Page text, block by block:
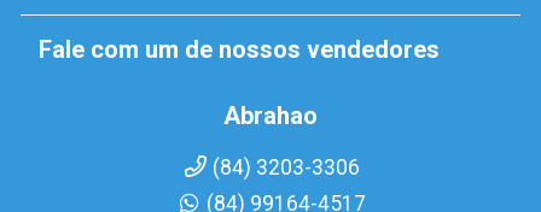
Fale com um de nossos vendedores
Abrahao
(84) 3203-3306
(84) 99164-4517